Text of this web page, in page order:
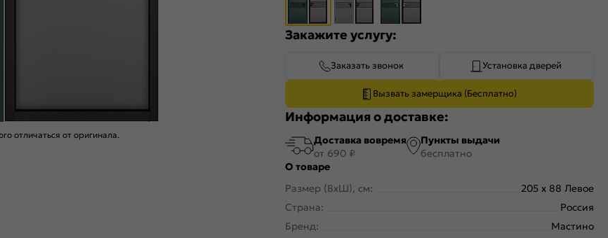
отличаться от оригинала.
Закажите услугу:
Заказать звонок Установка дверей
Вызвать замерщика (Бесплатно)
Информация о доставке:
Доставка вовремя
от 690 ₽
Пункты выдачи
бесплатно
О товаре
Размер (ВхШ), см:
205 x 88 Левое
Страна:
Россия
Бренд:
Мастино